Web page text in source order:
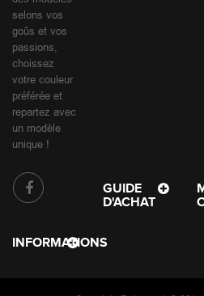
Rokenstok
est un site de
vente de Tee-
shirts uniques
! Découvrez
des modèles
selons vos
goûs et vos
passions,
choissez
votre couleur
préférée et
repartez avec
unique !